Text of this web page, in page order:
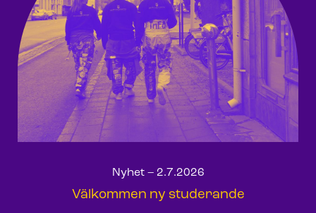
Nyhet – 2.7.2026
Välkommen ny studerande